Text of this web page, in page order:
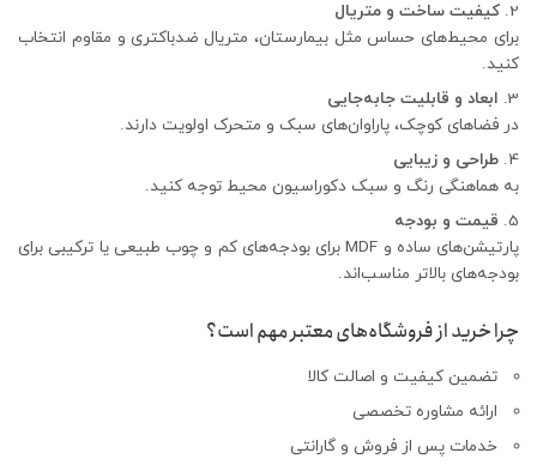
کیفیت ساخت و متریال
برای محیط‌های حساس مثل بیمارستان، متریال ضدباکتری و مقاوم انتخاب
کنید.
ابعاد و قابلیت جابه‌جایی
در فضاهای کوچک، پاراوان‌های سبک و متحرک اولویت دارند.
طراحی و زیبایی
به هماهنگی رنگ و سبک دکوراسیون محیط توجه کنید.
قیمت و بودجه
پارتیشن‌های ساده و MDF برای بودجه‌های کم و چوب طبیعی یا ترکیبی برای
بودجه‌های بالاتر مناسب‌اند.
چرا خرید از فروشگاه‌های معتبر مهم است؟
تضمین کیفیت و اصالت کالا
ارائه مشاوره تخصصی
خدمات پس از فروش و گارانتی